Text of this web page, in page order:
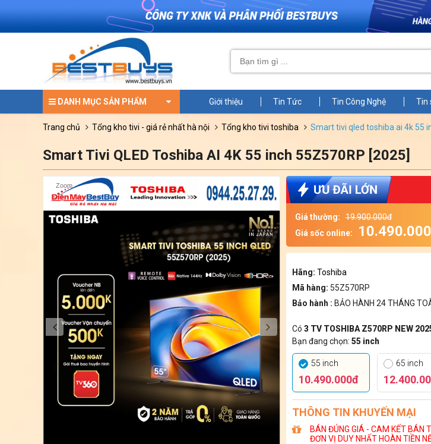
DANH MỤC SẢN PHẨM Giới thiệu Tin Tức Tin Công Nghệ Tin
trang chủ tổng kho tivi - giá rẻ nhất hà nội tổng kho tivi toshiba smart tivi qled toshiba ai 4k 55
Smart Tivi QLED Toshiba AI 4K 55 inch 55Z570RP [2025]
Zoom Zoom
Giá thường:
19.900.000đ
Giá sốc online:
Hãng: Toshiba
Mã hàng: 55Z570RP
Bảo hành : BẢO HÀNH 24 THÁNG
Có 3 TV TOSHIBA Z570RP NEW
Bạn đang chọn: 55 inch
55 inch
10.490.000đ
65 inch
THÔNG TIN KHUYẾN MẠI
BÁN ĐÚNG GIÁ - CAM KẾT BÁN
ĐƠN VỊ DUY NHẤT HOÀN TIỀN